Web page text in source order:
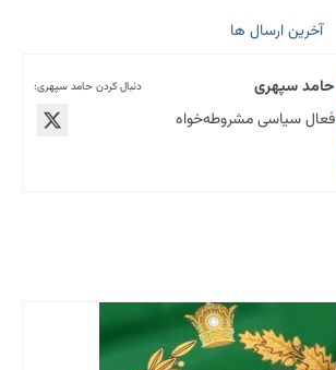
آخرین ارسال ها
دنبال کردن حامد سپهری:
حامد سپهری
فعال سیاسی مشروطه‌خواه